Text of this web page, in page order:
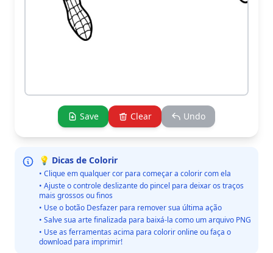
Save Clear Undo
💡 Dicas de Colorir
• Clique em qualquer cor para começar a colorir com ela
• Ajuste o controle deslizante do pincel para deixar os traços
mais grossos ou finos
• Use o botão Desfazer para remover sua última ação
• Salve sua arte finalizada para baixá-la como um arquivo PNG
• Use as ferramentas acima para colorir online ou faça o
download para imprimir!